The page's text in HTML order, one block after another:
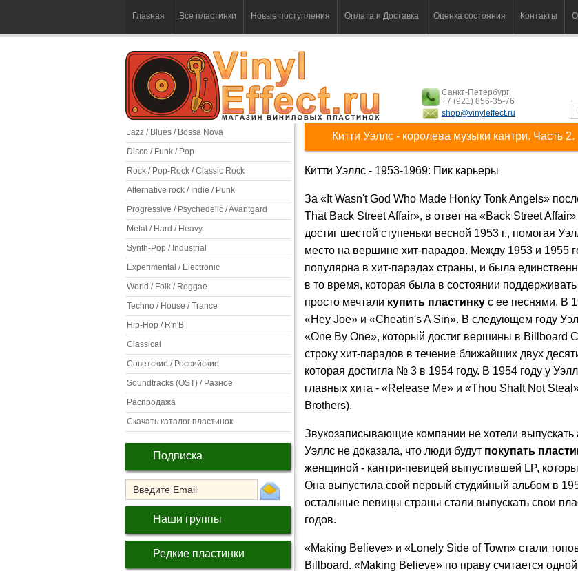
Главная Все пластинки Новые поступления Оплата и Доставка Оценка состояния Контакты О
Санкт-Петербург
+7 (921) 856-35-76
shop@vinyleffect.ru
Jazz / Blues / Bossa Nova
Disco / Funk / Pop
Rock / Pop-Rock / Classic Rock
Alternative rock / Indie / Punk
Progressive / Psychedelic / Avantgard
Metal / Hard / Heavy
Synth-Pop / Industrial
Experimental / Electronic
World / Folk / Reggae
Techno / House / Trance
Hip-Hop / R'n'B
Classical
Советские / Российские
Soundtracks (OST) / Разное
Распродажа
Скачать каталог пластинок
Подписка
Наши группы
Редкие пластинки
Китти Уэллс - королева музыки кантри. Часть 2.
Китти Уэллс - 1953-1969: Пик карьеры
За «It Wasn't God Who Made Honky Tonk Angels»
That Back Street Affair», в ответ на «Back Street
достиг шестой ступеньки весной 1953 г., помогая
место на вершине хит-парадов. Между 1953 и 1955
популярна в хит-парадах страны, и была
в то время, которая была в состоянии
просто мечтали купить пластинку с ее песнями. В
«Hey Joe» и «Cheatin's A Sin». В следующем году
«One By One», который достиг вершины в Billboard
строку хит-парадов в течение ближайших двух
которая достигла № 3 в 1954 году. В 1954 году у
главных хита - «Release Me» и «Thou Shalt Not
Brothers).
Звукозаписывающие компании не хотели
Уэллс не доказала, что люди будут покупать
женщиной - кантри-певицей выпустившей LP,
Она выпустила свой первый студийный альбом в
остальные певицы страны стали выпускать свои
годов.
«Making Believe» и «Lonely Side of Town» стали
Billboard. «Making Believe» по праву считается